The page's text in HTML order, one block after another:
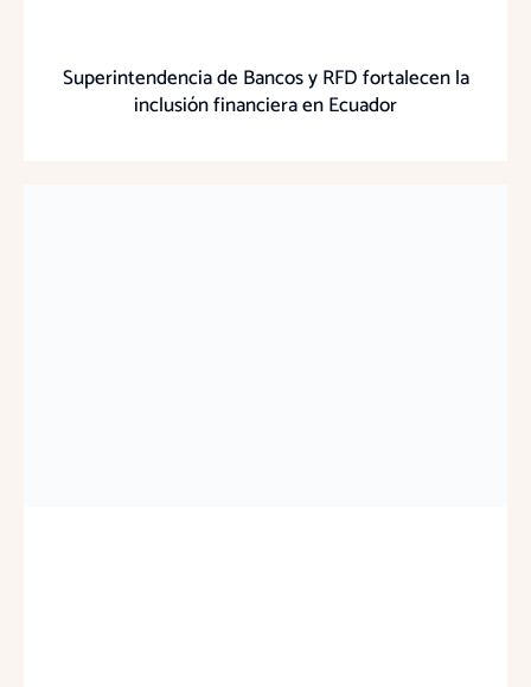
Superintendencia de Bancos y RFD fortalecen la
inclusión financiera en Ecuador